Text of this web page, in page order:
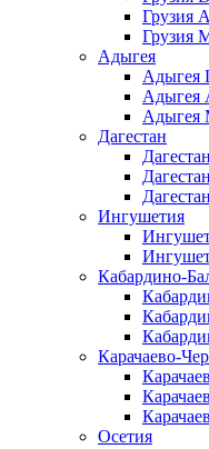
Грузия
Грузия
Адыгея
Адыгея
Адыгея
Адыгея
Дагестан
Ингушетия
Кабардино-
Карачаево-
Осетия